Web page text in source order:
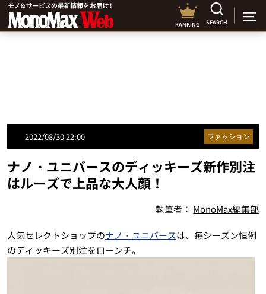
RANKING SEARCH
2022/08/30 22:00 ファッション
ナノ・ユニバースのディッキーズ新作別注
はルーズで上品な大人顔！
執筆者： MonoMax編集部
人気セレクトショップのナノ・ユニバースは、毎シーズン恒例
のディッキーズ別注をローンチ。